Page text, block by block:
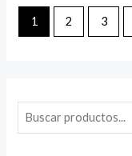
5
1 2 3